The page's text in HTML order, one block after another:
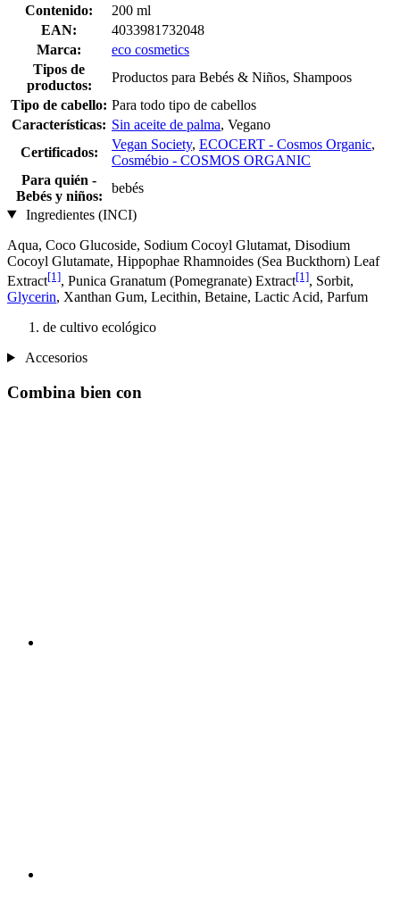
Contenido:
200 ml
EAN:
4033981732048
Marca:
eco cosmetics
Tipos de
productos:
Productos para Bebés & Niños, Shampoos
Tipo de cabello: Para todo tipo de cabellos
Características: Sin aceite de palma, Vegano
Certificados:
Vegan Society, ECOCERT - Cosmos Organic,
Cosmébio - COSMOS ORGANIC
Para quién -
Bebés y niños:
bebés
Ingredientes (INCI)
Aqua, Coco Glucoside, Sodium Cocoyl Glutamat, Disodium
Cocoyl Glutamate, Hippophae Rhamnoides (Sea Buckthorn) Leaf
Extract[1], Punica Granatum (Pomegranate) Extract[1], Sorbit,
Glycerin, Xanthan Gum, Lecithin, Betaine, Lactic Acid, Parfum
de cultivo ecológico
Accesorios
Combina bien con